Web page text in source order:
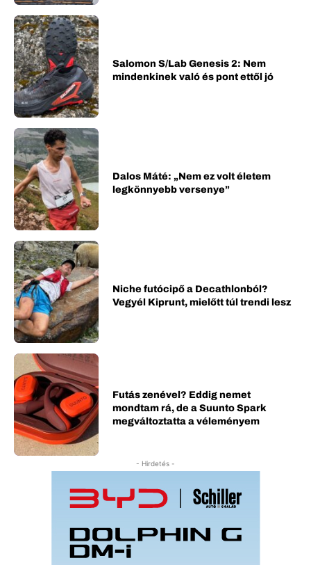
Salomon S/Lab Genesis 2: Nem
mindenkinek való és pont ettől jó
Dalos Máté: „Nem ez volt életem
legkönnyebb versenye”
Niche futócipő a Decathlonból?
Vegyél Kiprunt, mielőtt túl trendi lesz
Futás zenével? Eddig nemet
mondtam rá, de a Suunto Spark
megváltoztatta a véleményem
- Hirdetés -